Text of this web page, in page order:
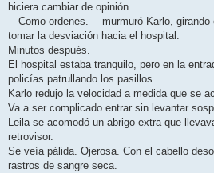
hiciera cambiar de opinión.
—Como ordenes. —murmuró Karlo, girando
tomar la desviación hacia el hospital.
Minutos después.
El hospital estaba tranquilo, pero en la
policías patrullando los pasillos.
Karlo redujo la velocidad a medida que se
Va a ser complicado entrar sin levantar
Leila se acomodó un abrigo extra que
retrovisor.
Se veía pálida. Ojerosa. Con el cabello
rastros de sangre seca.